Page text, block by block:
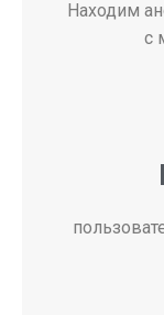
Находим
с